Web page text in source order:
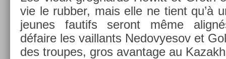
vie le rubb­er, mais elle ne tient qu’à
jeunes fautifs seront même
défaire les vail­lants Nedovyesov et
des troupes, gros avan­tage au